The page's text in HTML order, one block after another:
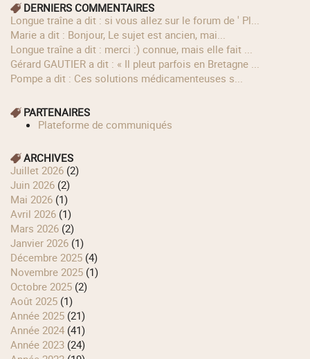
DERNIERS COMMENTAIRES
longue traîne a dit : si vous allez sur le forum de ' Pl...
Marie a dit : Bonjour, Le sujet est ancien, mai...
longue traîne a dit : merci :) connue, mais elle fait ...
Gérard GAUTIER a dit : « Il pleut parfois en Bretagne ...
Pompe a dit : Ces solutions médicamenteuses s...
PARTENAIRES
Plateforme de communiqués
ARCHIVES
juillet 2026 (2)
juin 2026 (2)
mai 2026 (1)
avril 2026 (1)
mars 2026 (2)
janvier 2026 (1)
décembre 2025 (4)
novembre 2025 (1)
octobre 2025 (2)
août 2025 (1)
année 2025 (21)
année 2024 (41)
année 2023 (24)